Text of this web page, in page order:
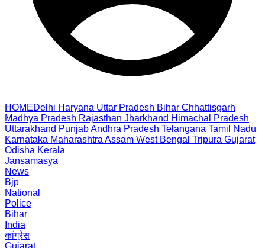
HOMEDelhi Haryana Uttar Pradesh Bihar Chhattisgarh
Madhya Pradesh Rajasthan Jharkhand Himachal Pradesh
Uttarakhand PunjabAndhra Pradesh Telangana Tamil Nadu
Karnataka Maharashtra Assam West Bengal Tripura Gujarat
Odisha Kerala
Jansamasya
News
Bjp
National
Police
Bihar
India
कांग्रेस
Gujarat